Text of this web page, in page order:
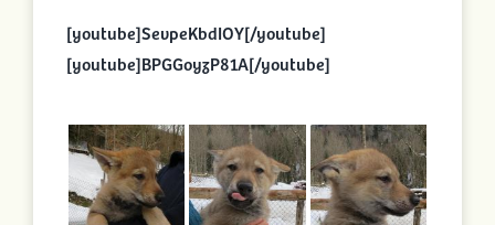
[youtube]SevpeKbdIOY[/youtube]
[youtube]BPGGoyzP81A[/youtube]